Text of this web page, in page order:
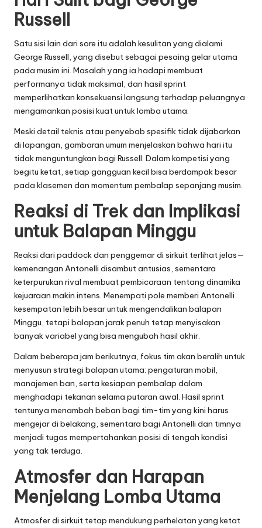
Russell
Satu sisi lain dari sore itu adalah kesulitan yang dialami
George Russell, yang disebut sebagai pesaing gelar utama
pada musim ini. Masalah yang ia hadapi membuat
performanya tidak maksimal, dan hasil sprint
memperlihatkan konsekuensi langsung terhadap peluangnya
mengamankan posisi kuat untuk lomba utama.
Meski detail teknis atau penyebab spesifik tidak dijabarkan
di lapangan, gambaran umum menjelaskan bahwa hari itu
tidak menguntungkan bagi Russell. Dalam kompetisi yang
begitu ketat, setiap gangguan kecil bisa berdampak besar
pada klasemen dan momentum pembalap sepanjang musim.
Reaksi di Trek dan Implikasi
untuk Balapan Minggu
Reaksi dari paddock dan penggemar di sirkuit terlihat jelas—
kemenangan Antonelli disambut antusias, sementara
keterpurukan rival membuat pembicaraan tentang dinamika
kejuaraan makin intens. Menempati pole memberi Antonelli
kesempatan lebih besar untuk mengendalikan balapan
Minggu, tetapi balapan jarak penuh tetap menyisakan
banyak variabel yang bisa mengubah hasil akhir.
Dalam beberapa jam berikutnya, fokus tim akan beralih untuk
menyusun strategi balapan utama: pengaturan mobil,
manajemen ban, serta kesiapan pembalap dalam
menghadapi tekanan selama putaran awal. Hasil sprint
tentunya menambah beban bagi tim-tim yang kini harus
mengejar di belakang, sementara bagi Antonelli dan timnya
menjadi tugas mempertahankan posisi di tengah kondisi
yang tak terduga.
Atmosfer dan Harapan
Menjelang Lomba Utama
Atmosfer di sirkuit tetap mendukung perhelatan yang ketat